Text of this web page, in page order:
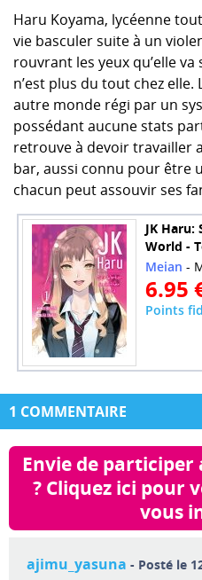
Haru Koyama, lycéenne
vie basculer suite à un
rouvrant les yeux qu’elle
n’est plus du tout chez
autre monde régi par un
possédant aucune stats
retrouve à devoir travailler
bar, aussi connu pour être
chacun peut assouvir ses
JK
World -
Meian -
6.95
Points
1 COMMENTAIRE
Envie de
? Cliquez ici pour
vous
ajimu_yasuna - Posté le